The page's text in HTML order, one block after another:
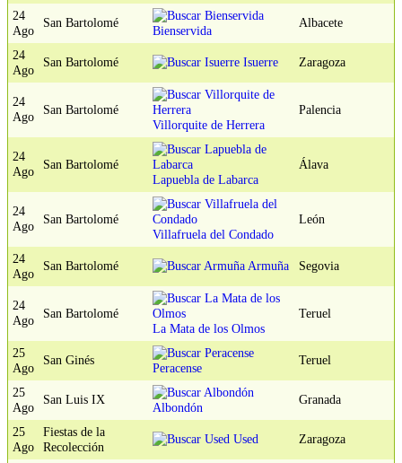
24
Ago
San Bartolomé
Bienservida
Albacete
24
Ago
San Bartolomé Isuerre Zaragoza
24
Ago
San Bartolomé
Villorquite de Herrera
Palencia
24
Ago
San Bartolomé
Lapuebla de Labarca
Álava
24
Ago
San Bartolomé
Villafruela del Condado
León
24
Ago
San Bartolomé Armuña Segovia
24
Ago
San Bartolomé
La Mata de los Olmos
Teruel
25
Ago
San Ginés
Peracense
Teruel
25
Ago
San Luis IX
Albondón
Granada
25
Ago
Fiestas de la
Recolección
Used Zaragoza